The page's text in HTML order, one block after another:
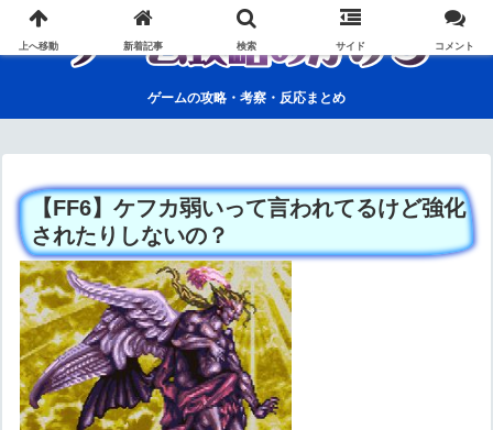
ゲームの攻略・考察・反応まとめ
【FF6】ケフカ弱いって言われてるけど強化
されたりしないの？
上へ移動 新着記事 検索 サイド コメント